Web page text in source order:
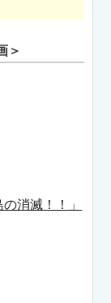
＞
消滅！！」